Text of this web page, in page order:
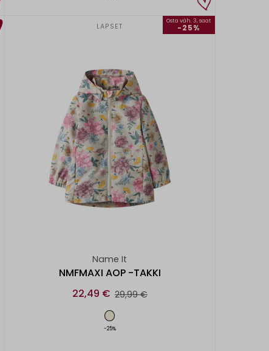
LAPSET
Osta väh. 3, saat
-25%
Name It
NMFMAXI AOP -TAKKI
22,49 € 29,99 €
-25%